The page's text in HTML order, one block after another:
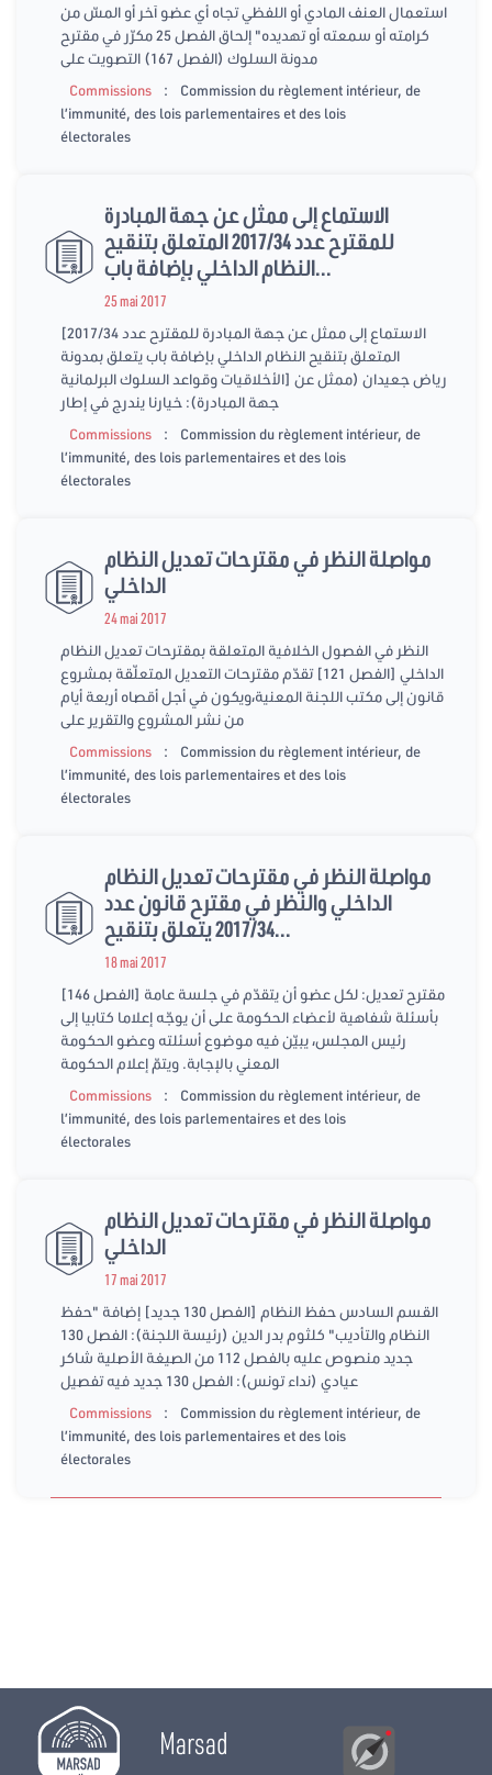
استعمال العنف المادي أو اللفظي تجاه أي عضو آخر أو المسّ من
كرامته أو سمعته أو تهديده" إلحاق الفصل 25 مكرّر في مقترح
مدونة السلوك (الفصل 167) التصويت على
Commissions
:
Commission du règlement intérieur, de
l’immunité, des lois parlementaires et des lois
électorales
الاستماع إلى ممثل عن جهة المبادرة
للمقترح عدد 2017/34 المتعلق بتنقيح
النظام الداخلي بإضافة باب...
25 mai 2017
[الاستماع إلى ممثل عن جهة المبادرة للمقترح عدد 2017/34
المتعلق بتنقيح النظام الداخلي بإضافة باب يتعلق بمدونة
الأخلاقيات وقواعد السلوك البرلمانية] رياض جعيدان (ممثل عن
جهة المبادرة): خيارنا يندرج في إطار
Commissions
:
Commission du règlement intérieur, de
l’immunité, des lois parlementaires et des lois
électorales
مواصلة النظر في مقترحات تعديل النظام
الداخلي
24 mai 2017
النظر في الفصول الخلافية المتعلقة بمقترحات تعديل النظام
الداخلي [الفصل 121] تقدّم مقترحات التعديل المتعلّقة بمشروع
قانون إلى مكتب اللجنة المعنية،ويكون في أجل أقصاه أربعة أيام
من نشر المشروع والتقرير على
Commissions
:
Commission du règlement intérieur, de
l’immunité, des lois parlementaires et des lois
électorales
مواصلة النظر في مقترحات تعديل النظام
الداخلي والنظر في مقترح قانون عدد
2017/34 يتعلق بتنقيح...
18 mai 2017
[الفصل 146] مقترح تعديل: لكل عضو أن يتقدّم في جلسة عامة
بأسئلة شفاهية لأعضاء الحكومة على أن يوجّه إعلاما كتابيا إلى
رئيس المجلس، يبيّن فيه موضوع أسئلته وعضو الحكومة
المعني بالإجابة. ويتمّ إعلام الحكومة
Commissions
:
Commission du règlement intérieur, de
l’immunité, des lois parlementaires et des lois
électorales
مواصلة النظر في مقترحات تعديل النظام
الداخلي
17 mai 2017
القسم السادس حفظ النظام [الفصل 130 جديد] إضافة "حفظ
النظام والتأديب" كلثوم بدر الدين (رئيسة اللجنة): الفصل 130
جديد منصوص عليه بالفصل 112 من الصيغة الأصلية شاكر
عيادي (نداء تونس): الفصل 130 جديد فيه تفصيل
Commissions
:
Commission du règlement intérieur, de
l’immunité, des lois parlementaires et des lois
électorales
Marsad